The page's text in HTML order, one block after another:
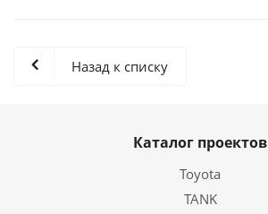
Назад к списку
Каталог проектов
Toyota
TANK